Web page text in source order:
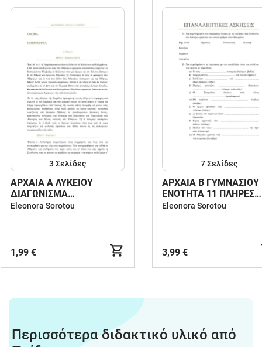
3 Σελίδες
ΑΡΧΑΙΑ Α ΛΥΚΕΙΟΥ
ΔΙΑΓΩΝΙΣΜΑ
ΞΕΝΟΦΩΝΤΑΣ ΚΕΦΑΛΑΙΟ
Eleonora Sorotou
1,99 €
7Σελίδες
ΑΡΧΑΙΑ Β ΓΥΜΝΑΣΙΟΥ
ΕΝΟΤΗΤΑ 11 ΠΛΗΡΕΣ
ΥΛΙΚΟ
Eleonora Sorotou
3,99 €
Περισσότερα διδακτικό υλικό από